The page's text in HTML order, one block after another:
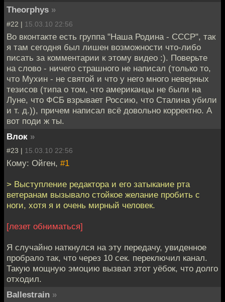
Theorphys »
#22 | 15.03.10 22:56
Во вконтакте есть группа "Наша Родина - СССР", так
я там сегодня был лишен возможности что-либо
писать за комментарии к этому видео :). Поверьте
на слово - ничего страшного не написал (только то,
что Мухин - не святой и что у него много неверных
тезисов (типа о том, что американцы не были на
Луне, что ФСБ взрывает Россию, что Сталина убили
и т. д.)), причем написал всё довольно корректно. А
вот поди ж ты.
Влок »
#23 | 15.03.10 22:56
Кому: Ойген, #1
> Выступление редактора и его затыкание рта
ветеранам вызывало стойкое желание пробить с
ноги, хотя я и очень мирный человек.
[лезет обниматься]
Я случайно наткнулся на эту передачу, увиденное
пробрало так, что через 10 сек. переключил канал.
Такую мощную эмоцию вызвал этот уёбок, что долго
отходил.
Ballestrain »